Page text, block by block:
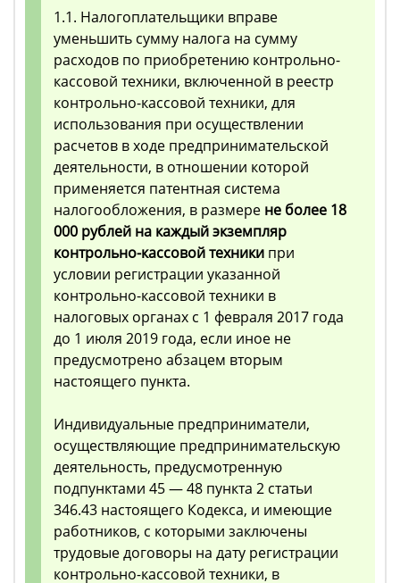
1.1. Налогоплательщики вправе
уменьшить сумму налога на сумму
расходов по приобретению контрольно-
кассовой техники, включенной в реестр
контрольно-кассовой техники, для
использования при осуществлении
расчетов в ходе предпринимательской
деятельности, в отношении которой
применяется патентная система
налогообложения, в размере не более 18
000 рублей на каждый экземпляр
контрольно-кассовой техники при
условии регистрации указанной
контрольно-кассовой техники в
налоговых органах с 1 февраля 2017 года
до 1 июля 2019 года, если иное не
предусмотрено абзацем вторым
настоящего пункта.
Индивидуальные предприниматели,
осуществляющие предпринимательскую
деятельность, предусмотренную
подпунктами 45 — 48 пункта 2 статьи
346.43 настоящего Кодекса, и имеющие
работников, с которыми заключены
трудовые договоры на дату регистрации
контрольно-кассовой техники, в